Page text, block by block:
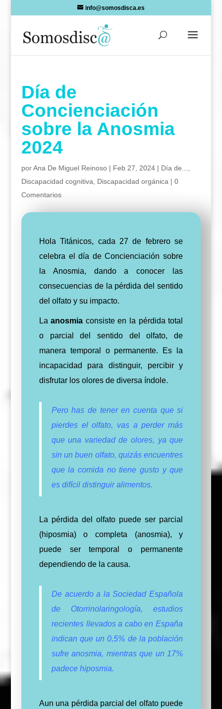
info@somosdisca.es
Día de
Concienciación
sobre la Anosmia
2024
porAna De Miguel Reinoso| Feb 27, 2024| Día de...
Discapacidad cognitiva
Discapacidad orgánica | 0
Comentarios
Hola Titánicos, cada 27 de febrero se
celebra el día de Concienciación sobre
la Anosmia, dando a conocer las
consecuencias de la pérdida del sentido
del olfato y su impacto.
Laanosmia consiste en la pérdida total
o parcial del sentido del olfato, de
manera temporal o permanente. Es la
incapacidad para distinguir, percibir y
disfrutar los olores de diversa índole.
Pero has de tener en cuenta que si
pierdes el olfato, vas a perder más
que una variedad de olores, ya que
sin un buen olfato, quizás encuentres
que la comida no tiene gusto y que
es difícil distinguir alimentos.
La pérdida del olfato puede ser parcial
(hiposmia) o completa (anosmia), y
puede ser temporal o permanente
dependiendo de la causa.
De acuerdo a la Sociedad Española
de Otorrinolaringología, estudios
recientes llevados a cabo en España
indican que un 0,5% de la población
sufre anosmia, mientras que un 17%
padece hiposmia.
Aun una pérdida parcial del olfato puede